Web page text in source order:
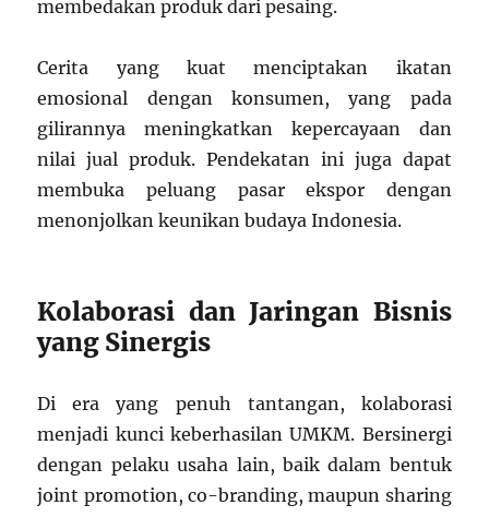
membedakan produk dari pesaing.
Cerita yang kuat menciptakan ikatan
emosional dengan konsumen, yang pada
gilirannya meningkatkan kepercayaan dan
nilai jual produk. Pendekatan ini juga dapat
membuka peluang pasar ekspor dengan
menonjolkan keunikan budaya Indonesia.
Kolaborasi dan Jaringan Bisnis
yang Sinergis
Di era yang penuh tantangan, kolaborasi
menjadi kunci keberhasilan UMKM. Bersinergi
dengan pelaku usaha lain, baik dalam bentuk
joint promotion, co-branding, maupun sharing